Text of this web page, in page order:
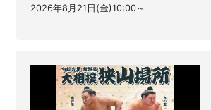
2026年8月21日(金)10:00～